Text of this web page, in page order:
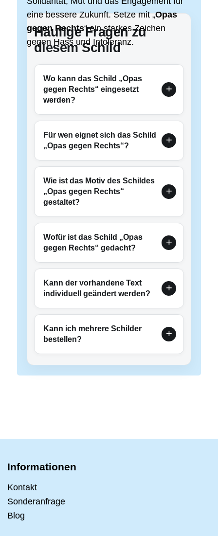
eine bessere Zukunft. Setze mit „Opas
gegen Rechts“ ein starkes Zeichen
gegen Hass und Intoleranz.
Häufige Fragen zu
diesem Schild
Wo kann das Schild „Opas
gegen Rechts“ eingesetzt
werden?
Für wen eignet sich das Schild
„Opas gegen Rechts“?
Wie ist das Motiv des Schildes
„Opas gegen Rechts“
gestaltet?
Wofür ist das Schild „Opas
gegen Rechts“ gedacht?
Kann der vorhandene Text
individuell geändert werden?
Kann ich mehrere Schilder
bestellen?
Informationen
Kontakt
Sonderanfrage
Blog